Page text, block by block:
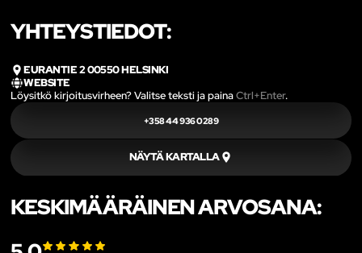
YHTEYSTIEDOT:
EURANTIE 2 00550 HELSINKI
WEBSITE
Löysitkö kirjoitusvirheen? Valitse teksti ja painaCtrl+Enter.
+358 44 936 0289
NÄYTÄ KARTALLA
KESKIMÄÄRÄINEN ARVOSANA: